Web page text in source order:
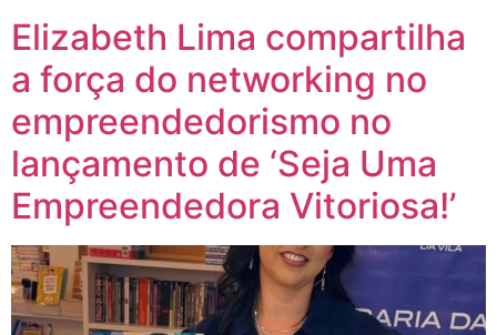
Elizabeth Lima compartilha
a força do networking no
empreendedorismo no
lançamento de ‘Seja Uma
Empreendedora Vitoriosa!’